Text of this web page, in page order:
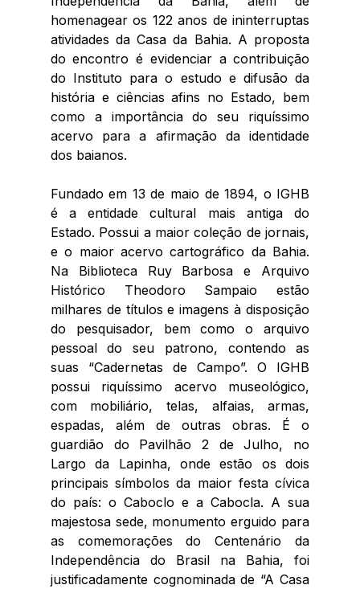
homenagear os 122 anos de ininterruptas
atividades da Casa da Bahia. A proposta
do encontro é evidenciar a contribuição
do Instituto para o estudo e difusão da
história e ciências afins no Estado, bem
como a importância do seu riquíssimo
acervo para a afirmação da identidade
dos baianos.
Fundado em 13 de maio de 1894, o IGHB
é a entidade cultural mais antiga do
Estado. Possui a maior coleção de jornais,
e o maior acervo cartográfico da Bahia.
Na Biblioteca Ruy Barbosa e Arquivo
Histórico Theodoro Sampaio estão
milhares de títulos e imagens à disposição
do pesquisador, bem como o arquivo
pessoal do seu patrono, contendo as
suas “Cadernetas de Campo”. O IGHB
possui riquíssimo acervo museológico,
com mobiliário, telas, alfaias, armas,
espadas, além de outras obras. É o
guardião do Pavilhão 2 de Julho, no
Largo da Lapinha, onde estão os dois
principais símbolos da maior festa cívica
do país: o Caboclo e a Cabocla. A sua
majestosa sede, monumento erguido para
as comemorações do Centenário da
Independência do Brasil na Bahia, foi
justificadamente cognominada de “A Casa